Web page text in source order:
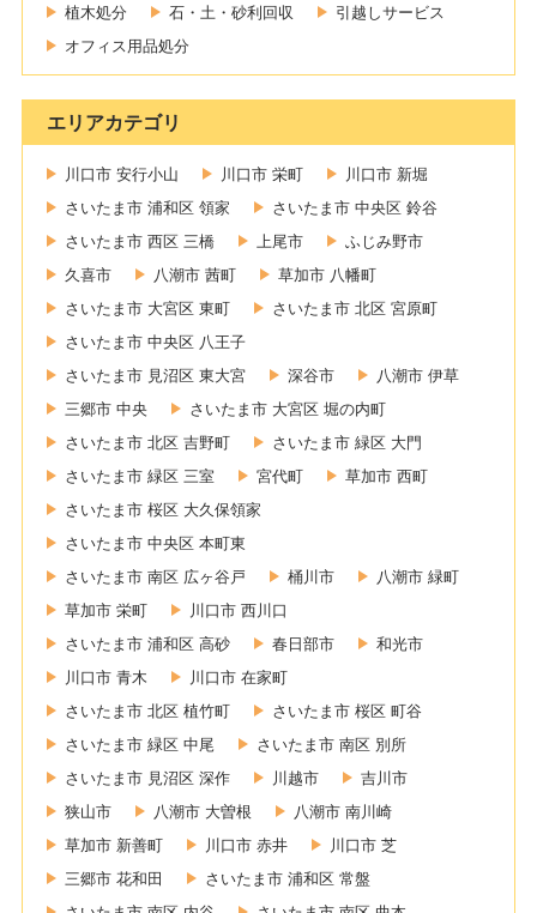
植木処分
石・土・砂利回収
引越しサービス
オフィス用品処分
エリアカテゴリ
川口市 安行小山 川口市 栄町
川口市 新堀
さいたま市 浦和区 領家
さいたま市 中央区 鈴谷
さいたま市 西区 三橋
上尾市
ふじみ野市
久喜市
八潮市 茜町
草加市 八幡町
さいたま市 大宮区 東町
さいたま市 北区 宮原町
さいたま市 中央区 八王子
さいたま市 見沼区 東大宮
深谷市
八潮市 伊草
三郷市 中央
さいたま市 大宮区 堀の内町
さいたま市 北区 吉野町
さいたま市 緑区 大門
さいたま市 緑区 三室
宮代町
草加市 西町
さいたま市 桜区 大久保領家
さいたま市 中央区 本町東
さいたま市 南区 広ヶ谷戸
桶川市
八潮市 緑町
草加市 栄町
川口市 西川口
さいたま市 浦和区 高砂
春日部市
和光市
川口市 青木
川口市 在家町
さいたま市 北区 植竹町
さいたま市 桜区 町谷
さいたま市 緑区 中尾
さいたま市 南区 別所
さいたま市 見沼区 深作
川越市
吉川市
狭山市
八潮市 大曽根
八潮市 南川崎
草加市 新善町
川口市 赤井
川口市 芝
三郷市 花和田
さいたま市 浦和区 常盤